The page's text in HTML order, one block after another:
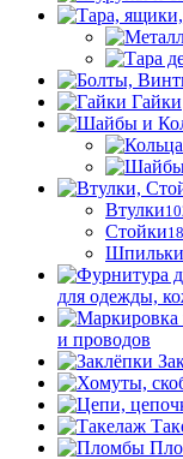
Гайки
Втулки
Стойки18
Шпильки
для одежды,
и проводов